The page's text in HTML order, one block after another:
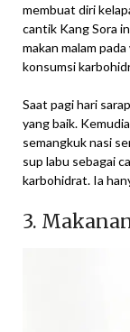
membuat diri
cantik Kang Sora
makan malam
konsumsi
Saat pagi hari
yang baik.
semangkuk nasi
sup labu sebagai
karbohidrat. Ia
3.